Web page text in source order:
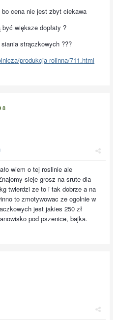
cena nie jest zbyt ciekawa
większe dopłaty ?
strączkowych ???
produkcja-rolinna/711.html
8
wiem o tej roslinie ale
sieje grosz na srute dla
twierdzi ze to i tak dobrze a na
to zmotywowac ze ogolnie w
jest jakies 250 zł
pod pszenice, bajka.